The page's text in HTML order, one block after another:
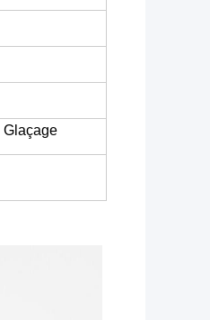
Glaçage